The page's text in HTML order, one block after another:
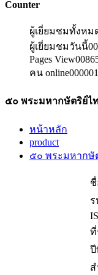
Counter
ผู้เยี่ยมชมทั้งหม
ผู้เยี่ยมชมวันนี้
Pages View
คน online000001
๕๐ พระมหากษัตริย์ไ
หน้าหลัก
product
๕๐ พระมหากษั
ที่